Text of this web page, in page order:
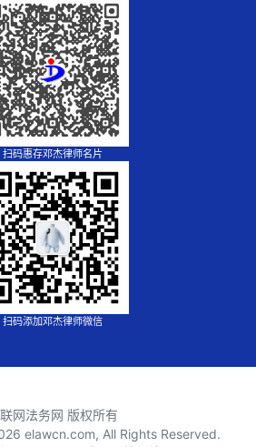
扫码惠存邓杰律师名片
扫码添加邓杰律师微信
网法务网 版权所有
elawcn.com, All Rights Reserved.